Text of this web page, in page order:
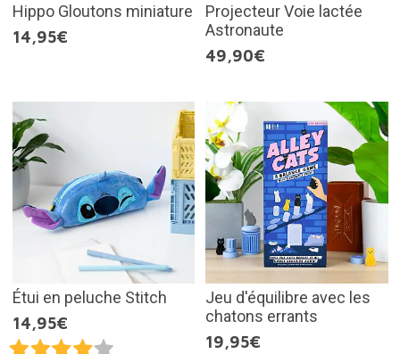
Hippo Gloutons miniature
14,95€
Projecteur Voie lactée
Astronaute
49,90€
Étui en peluche Stitch
14,95€
Jeu d'équilibre avec les
chatons errants
19,95€